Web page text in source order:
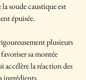
la soude caustique est
épuisée.
plusieurs
sa montée
accélère la réaction des
ingrédients.